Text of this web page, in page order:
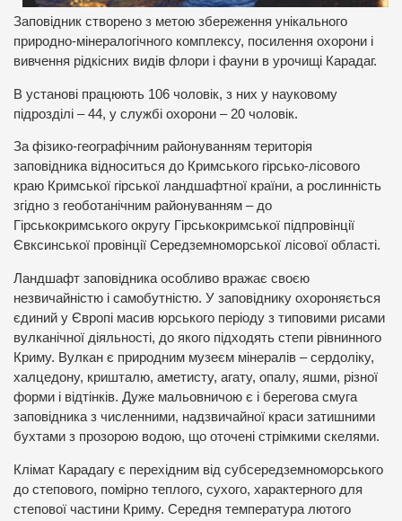
Заповідник створено з метою збереження унікального
природно-мінералогічного комплексу, посилення охорони і
вивчення рідкісних видів флори і фауни в урочищі Карадаг.
В установі працюють 106 чоловік, з них у науковому
підрозділі – 44, у службі охорони – 20 чоловік.
За фізико-географічним районуванням територія
заповідника відноситься до Кримського гірсько-лісового
краю Кримської гірської ландшафтної країни, а рослинність
згідно з геоботанічним районуванням – до
Гірськокримського округу Гірськокримської підпровінції
Євксинської провінції Середземноморської лісової області.
Ландшафт заповідника особливо вражає своєю
незвичайністю і самобутністю. У заповіднику охороняється
єдиний у Європі масив юрського періоду з типовими рисами
вулканічної діяльності, до якого підходять степи рівнинного
Криму. Вулкан є природним музеєм мінералів – сердоліку,
халцедону, кришталю, аметисту, агату, опалу, яшми, різної
форми і відтінків. Дуже мальовничою є і берегова смуга
заповідника з численними, надзвичайної краси затишними
бухтами з прозорою водою, що оточені стрімкими скелями.
Клімат Карадагу є перехідним від субсередземноморського
до степового, помірно теплого, сухого, характерного для
степової частини Криму. Середня температура лютого